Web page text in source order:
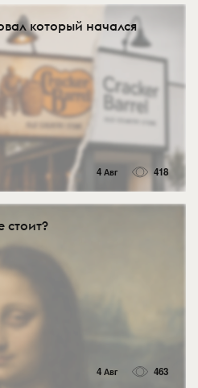
который начался
4 Авг 418
стоит?
4 Авг 463